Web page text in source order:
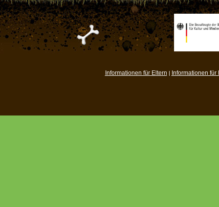
Informationen für Eltern | Informationen für